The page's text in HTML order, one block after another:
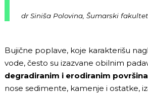
dr Siniša Polovina, Šumarski
Bujične poplave, koje karakterišu
vode, često su izazvane obilnim
degradiranim i erodiranim
nose sedimente, kamenje i ostatke,